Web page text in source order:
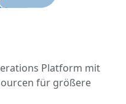
Platform mit
für größere